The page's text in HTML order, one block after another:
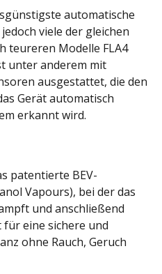
automatische
viele der gleichen
teureren Modelle FLA4
unter anderem mit
ausgestattet, die den
Gerät automatisch
erkannt wird.
patentierte BEV-
Vapours), bei der das
und anschließend
eine sichere und
ohne Rauch, Geruch